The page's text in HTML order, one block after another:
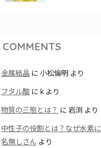
COMMENTS
金属結晶 に 小松倫明 より
フタル酸 に k より
物質の三態とは？ に岩渕 より
中性子の役割とは？なぜ水素
名無しさん より